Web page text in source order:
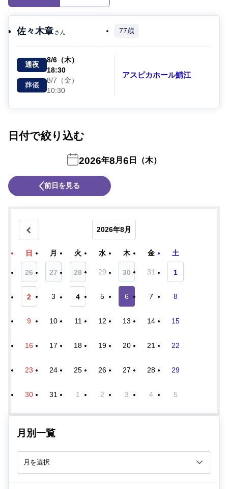
佐々木章 さん 77歳
通夜
8/6（木）
18:30
葬儀
8/7（金）
10:30
アスピカホール鯖江
日付で絞り込む
前日を見る
2026年8 月 6 日（木）
2026年8月
日 月 火 水 木 金 土
26 27 28 29 30 31 1
2 3 4 5 6 7 8
9 10 11 12 13 14 15
16 17 18 19 20 21 22
23 24 25 26 27 28 29
30 31 1 2 3 4 5
月別一覧